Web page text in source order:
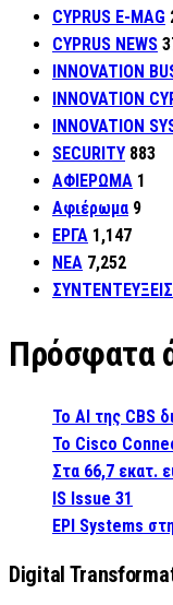
CYPRUS E-MAG
CYPRUS NEWS
INNOVATION
INNOVATION
INNOVATION
SECURITY 883
ΑΦΙΕΡΩΜΑ 1
Αφιέρωμα 9
ΕΡΓΑ 1,147
ΝΕΑ 7,252
ΣΥΝΤΕΝΤΕΥΞΕΙΣ
Πρόσφατα
Το AI της CBS
Το Cisco
Στα 66,7 εκατ.
IS Issue 31
EPI Systems
Digital